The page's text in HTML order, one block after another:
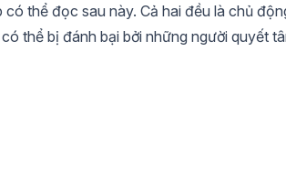
có thể đọc sau này. Cả hai đều là chủ
thể bị đánh bại bởi những người quyết